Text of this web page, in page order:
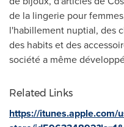
de la lingerie pour
l'habillement nuptial, des
des habits et des
société a même
Related Links
https://itunes.apple.com/